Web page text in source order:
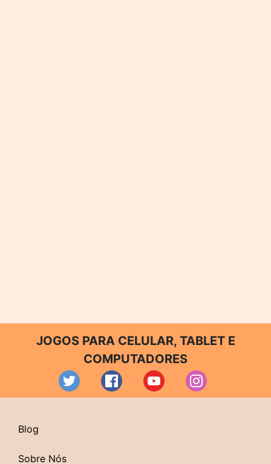
JOGOS PARA CELULAR, TABLET E
COMPUTADORES
Blog
Sobre Nós